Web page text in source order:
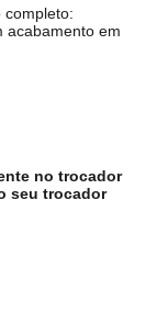
completo:
acabamento em
no trocador
seu trocador